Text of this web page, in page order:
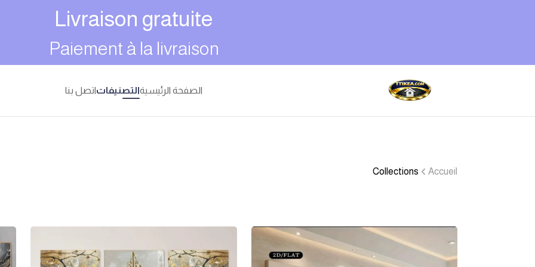
Livraison gratuite
Paiement à la livraison
الصفحة الرئيسيةالتصنيفاتاتصل بنا
Accueil
Collections